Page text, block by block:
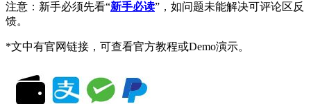
注意：新手必须先看“新手必读”，如问题未能解决可评论区反
馈。
*文中有官网链接，可查看官方教程或Demo演示。